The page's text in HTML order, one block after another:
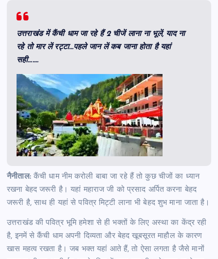
उत्तराखंड में कैंची धाम जा रहे हैं 2 चीजें लाना ना भूलें, याद ना
रहे तो मार लें रट्टा…पहले जान लें कब जाना होता है यहां
सही…….
नैनीताल:कैंची धाम नीम करोली बाबा जा रहे हैं तो कुछ चीजों का ध्यान
रखना बेहद जरूरी है। यहां महाराज जी को प्रसाद अर्पित करना बेहद
जरूरी है, साथ ही यहां से पवित्र मिट्टी लाना भी बेहद शुभ माना जाता है।
उत्तराखंड की पवित्र भूमि हमेशा से ही भक्तों के लिए अस्था का केंद्र रही
है, इनमें से कैंची धाम अपनी दिव्यता और बेहद खूबसूरत माहौल के कारण
खास महत्व रखता है। जब भक्त यहां आते हैं, तो ऐसा लगता है जैसे मानों